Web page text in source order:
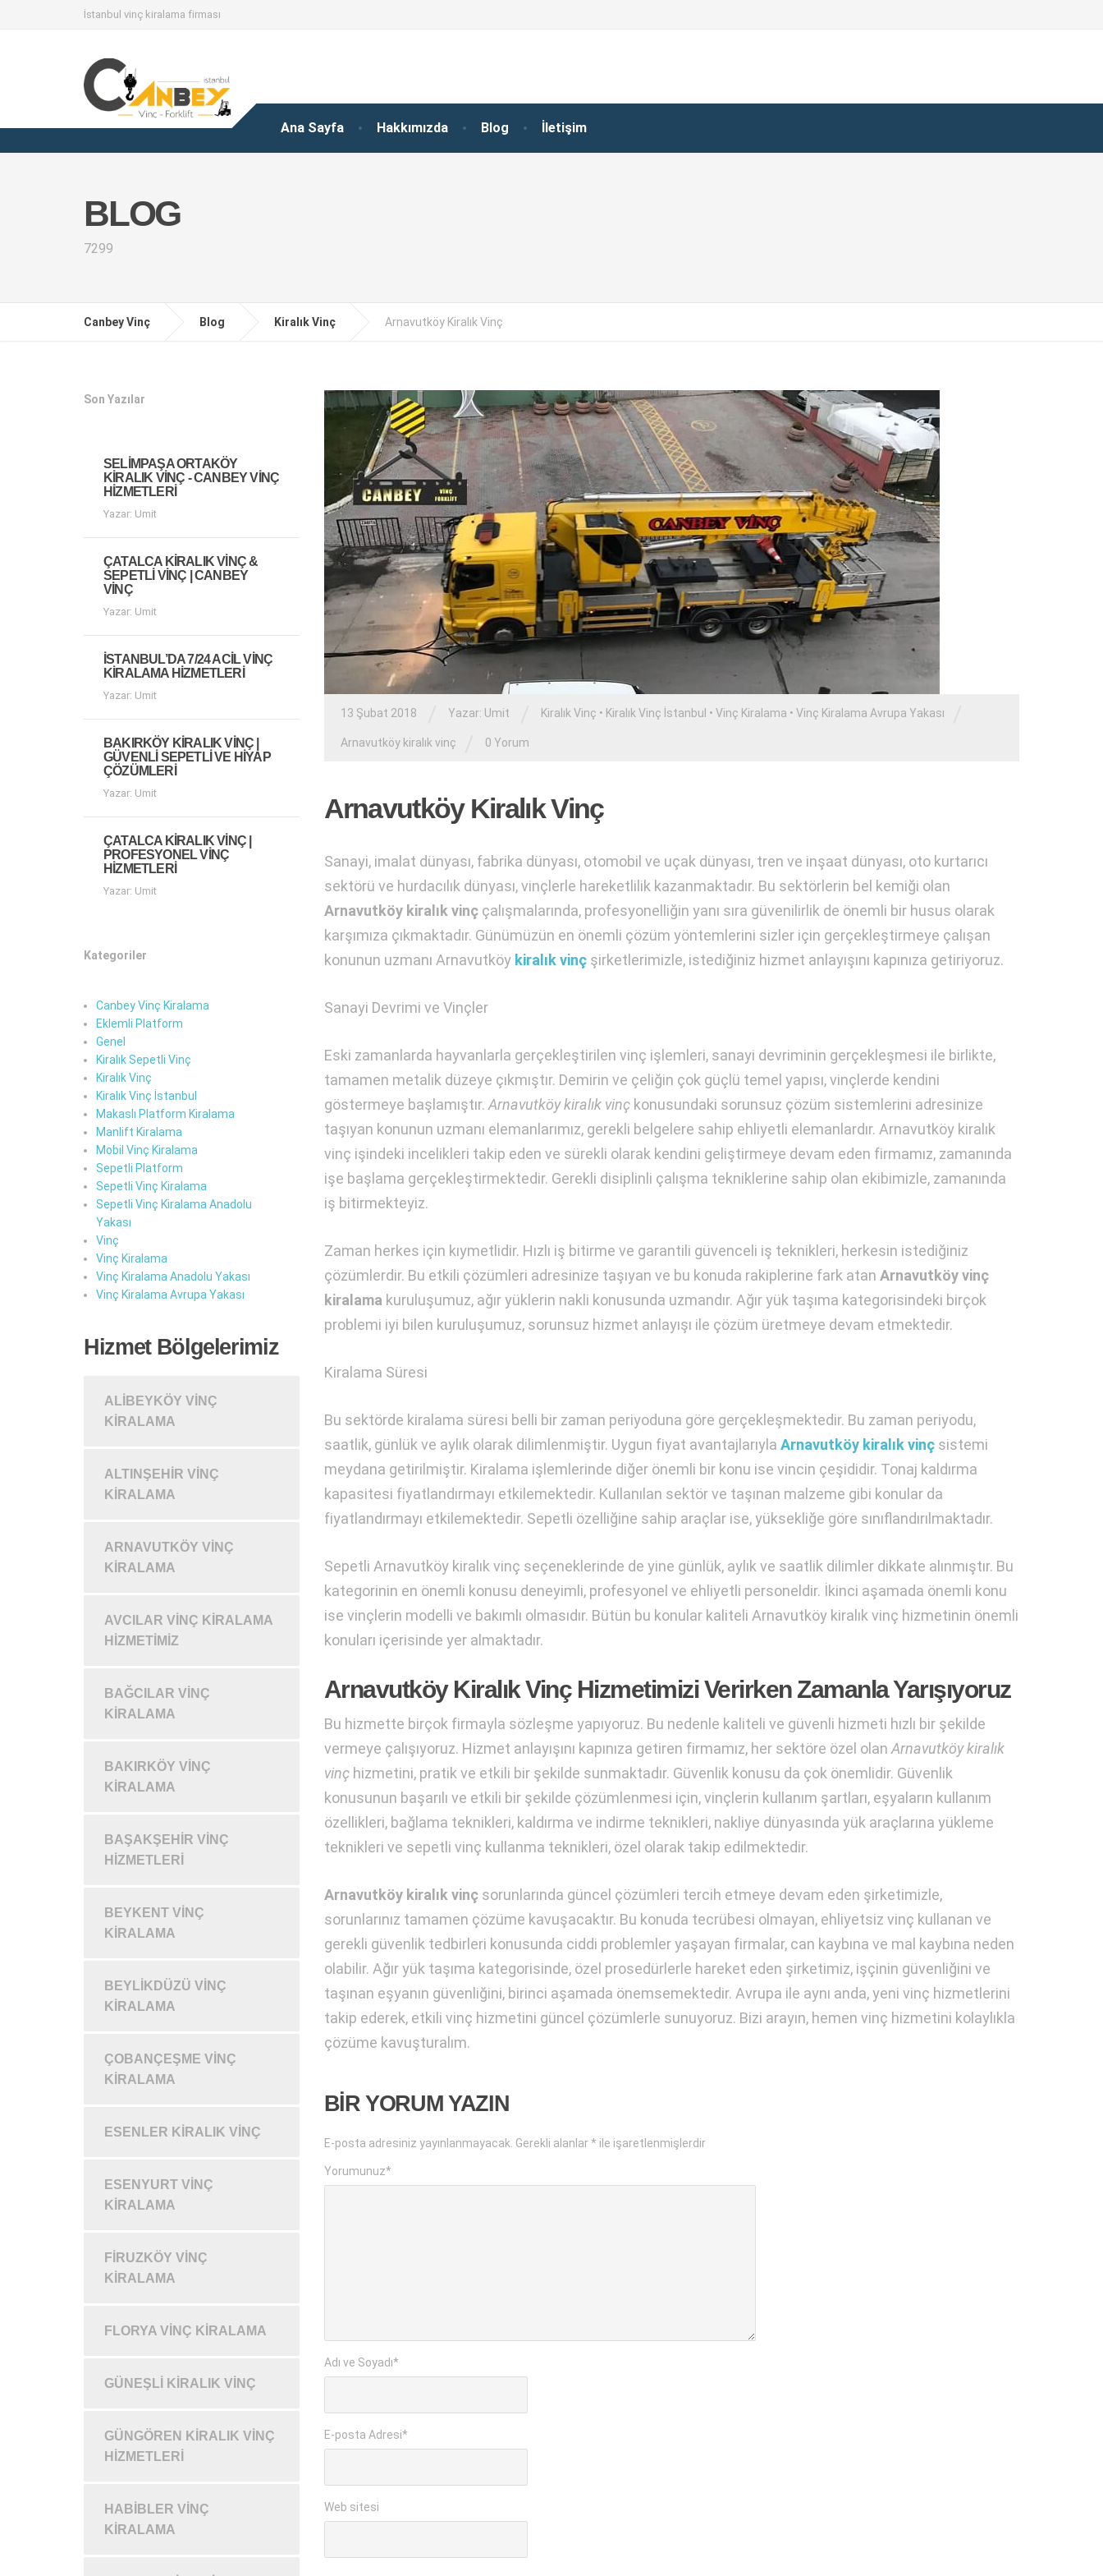
İstanbul vinç kiralama firması
Ana Sayfa Hakkımızda Blog İletişim
BLOG
7299
Canbey Vinç Blog Kiralık Vinç Arnavutköy Kiralık Vinç
13 Şubat 2018 Yazar: Umit Kiralık Vinç • Kiralık Vinç İstanbul • Vinç Kiralama • Vinç Kiralama Avrupa Yakası
Arnavutköy kiralık vinç 0 Yorum
Arnavutköy Kiralık Vinç
Sanayi, imalat dünyası, fabrika dünyası, otomobil ve uçak dünyası, tren ve inşaat dünyası, oto kurtarıcı
sektörü ve hurdacılık dünyası, vinçlerle hareketlilik kazanmaktadır. Bu sektörlerin bel kemiği olan
Arnavutköy kiralık vinççalışmalarında, profesyonelliğin yanı sıra güvenilirlik de önemli bir husus olarak
karşımıza çıkmaktadır. Günümüzün en önemli çözüm yöntemlerini sizler için gerçekleştirmeye çalışan
konunun uzmanı Arnavutköy kiralık vinçşirketlerimizle, istediğiniz hizmet anlayışını kapınıza getiriyoruz.
Sanayi Devrimi ve Vinçler
Eski zamanlarda hayvanlarla gerçekleştirilen vinç işlemleri, sanayi devriminin gerçekleşmesi ile birlikte,
tamamen metalik düzeye çıkmıştır. Demirin ve çeliğin çok güçlü temel yapısı, vinçlerde kendini
göstermeye başlamıştır. Arnavutköy kiralık vinçkonusundaki sorunsuz çözüm sistemlerini adresinize
taşıyan konunun uzmanı elemanlarımız, gerekli belgelere sahip ehliyetli elemanlardır. Arnavutköy kiralık
vinç işindeki incelikleri takip eden ve sürekli olarak kendini geliştirmeye devam eden firmamız, zamanında
işe başlama gerçekleştirmektedir. Gerekli disiplinli çalışma tekniklerine sahip olan ekibimizle, zamanında
iş bitirmekteyiz.
Zaman herkes için kıymetlidir. Hızlı iş bitirme ve garantili güvenceli iş teknikleri, herkesin istediğiniz
çözümlerdir. Bu etkili çözümleri adresinize taşıyan ve bu konuda rakiplerine fark atan Arnavutköy vinç
kiralama kuruluşumuz, ağır yüklerin nakli konusunda uzmandır. Ağır yük taşıma kategorisindeki birçok
problemi iyi bilen kuruluşumuz, sorunsuz hizmet anlayışı ile çözüm üretmeye devam etmektedir.
Kiralama Süresi
Bu sektörde kiralama süresi belli bir zaman periyoduna göre gerçekleşmektedir. Bu zaman periyodu,
saatlik, günlük ve aylık olarak dilimlenmiştir. Uygun fiyat avantajlarıyla Arnavutköy kiralık vinçsistemi
meydana getirilmiştir. Kiralama işlemlerinde diğer önemli bir konu ise vincin çeşididir. Tonaj kaldırma
kapasitesi fiyatlandırmayı etkilemektedir. Kullanılan sektör ve taşınan malzeme gibi konular da
fiyatlandırmayı etkilemektedir. Sepetli özelliğine sahip araçlar ise, yüksekliğe göre sınıflandırılmaktadır.
Sepetli Arnavutköy kiralık vinç seçeneklerinde de yine günlük, aylık ve saatlik dilimler dikkate alınmıştır. Bu
kategorinin en önemli konusu deneyimli, profesyonel ve ehliyetli personeldir. İkinci aşamada önemli konu
ise vinçlerin modelli ve bakımlı olmasıdır. Bütün bu konular kaliteli Arnavutköy kiralık vinç hizmetinin önemli
konuları içerisinde yer almaktadır.
Arnavutköy Kiralık Vinç Hizmetimizi Verirken Zamanla Yarışıyoruz
Bu hizmette birçok firmayla sözleşme yapıyoruz. Bu nedenle kaliteli ve güvenli hizmeti hızlı bir şekilde
vermeye çalışıyoruz. Hizmet anlayışını kapınıza getiren firmamız, her sektöre özel olan Arnavutköy kiralık
vinçhizmetini, pratik ve etkili bir şekilde sunmaktadır. Güvenlik konusu da çok önemlidir. Güvenlik
konusunun başarılı ve etkili bir şekilde çözümlenmesi için, vinçlerin kullanım şartları, eşyaların kullanım
özellikleri, bağlama teknikleri, kaldırma ve indirme teknikleri, nakliye dünyasında yük araçlarına yükleme
teknikleri ve sepetli vinç kullanma teknikleri, özel olarak takip edilmektedir.
Arnavutköy kiralık vinçsorunlarında güncel çözümleri tercih etmeye devam eden şirketimizle,
sorunlarınız tamamen çözüme kavuşacaktır. Bu konuda tecrübesi olmayan, ehliyetsiz vinç kullanan ve
gerekli güvenlik tedbirleri konusunda ciddi problemler yaşayan firmalar, can kaybına ve mal kaybına neden
olabilir. Ağır yük taşıma kategorisinde, özel prosedürlerle hareket eden şirketimiz, işçinin güvenliğini ve
taşınan eşyanın güvenliğini, birinci aşamada önemsemektedir. Avrupa ile aynı anda, yeni vinç hizmetlerini
takip ederek, etkili vinç hizmetini güncel çözümlerle sunuyoruz. Bizi arayın, hemen vinç hizmetini kolaylıkla
çözüme kavuşturalım.
BIR YORUM YAZIN
E-posta adresiniz yayınlanmayacak. Gerekli alanlar* ile işaretlenmişlerdir
Yorumunuz*
Adı ve Soyadı*
E-posta Adresi*
Web sitesi
Son Yazılar
SELIMPAŞA ORTAKÖY
KIRALIK VINÇ - CANBEY VINÇ
HIZMETLERI
Yazar: Umit
ÇATALCA KIRALIK VINÇ &
SEPETLI VINÇ | CANBEY
VINÇ
Yazar: Umit
İSTANBUL’DA 7/24 ACIL VINÇ
KIRALAMA HIZMETLERI
Yazar: Umit
BAKIRKÖY KIRALIK VINÇ |
GÜVENLI SEPETLI VE HIYAP
ÇÖZÜMLERI
Yazar: Umit
ÇATALCA KIRALIK VINÇ |
PROFESYONEL VINÇ
HIZMETLERI
Yazar: Umit
Kategoriler
Canbey Vinç Kiralama
Eklemli Platform
Genel
Kiralık Sepetli Vinç
Kiralık Vinç
Kiralık Vinç İstanbul
Makaslı Platform Kiralama
Manlift Kiralama
Mobil Vinç Kiralama
Sepetli Platform
Sepetli Vinç Kiralama
Sepetli Vinç Kiralama Anadolu
Yakası
Vinç
Vinç Kiralama
Vinç Kiralama Anadolu Yakası
Vinç Kiralama Avrupa Yakası
Hizmet Bölgelerimiz
ALIBEYKÖY VINÇ
KIRALAMA
ALTINŞEHIR VINÇ
KIRALAMA
ARNAVUTKÖY VINÇ
KIRALAMA
AVCILAR VINÇ KIRALAMA
HIZMETIMIZ
BAĞCILAR VINÇ
KIRALAMA
BAKIRKÖY VINÇ
KIRALAMA
BAŞAKŞEHIR VINÇ
HIZMETLERI
BEYKENT VINÇ
KIRALAMA
BEYLIKDÜZÜ VINÇ
KIRALAMA
ÇOBANÇEŞME VINÇ
KIRALAMA
ESENLER KIRALIK VINÇ
ESENYURT VINÇ
KIRALAMA
FIRUZKÖY VINÇ
KIRALAMA
FLORYA VINÇ KIRALAMA
GÜNEŞLI KIRALIK VINÇ
GÜNGÖREN KIRALIK VINÇ
HIZMETLERI
HABIBLER VINÇ
KIRALAMA